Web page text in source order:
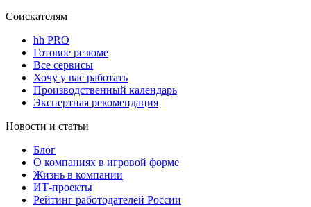
Соискателям
hh PRO
Готовое резюме
Все сервисы
Хочу у вас работать
Производственный календарь
Экспертная рекомендация
Новости и статьи
Блог
О компаниях в игровой форме
Жизнь в компании
ИТ-проекты
Рейтинг работодателей России